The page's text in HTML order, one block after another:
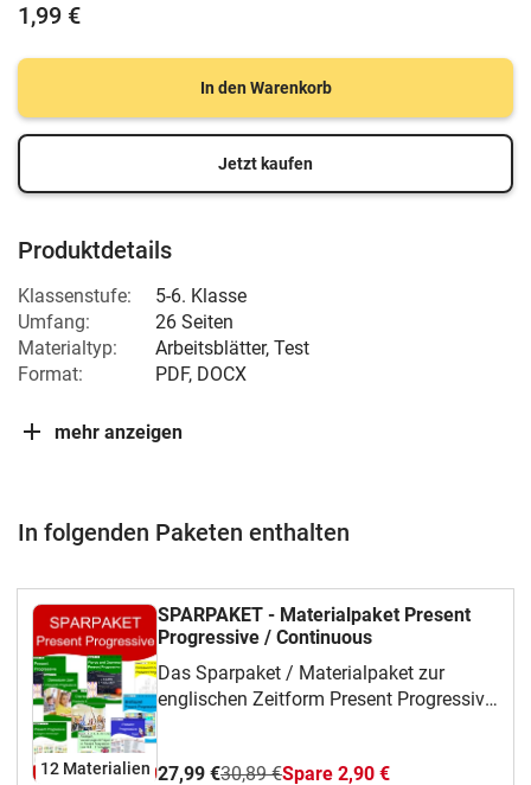
1,99 €
In den Warenkorb
Jetzt kaufen
Produktdetails
Klassenstufe:
5-6. Klasse
Umfang:
26 Seiten
Materialtyp:
Arbeitsblätter, Test
Format:
PDF, DOCX
mehr anzeigen
In folgenden Paketen enthalten
12 Materialien
SPARPAKET - Materialpaket Present
Progressive / Continuous
Das Sparpaket / Materialpaket zur
englischen Zeitform Present Progressive
27,99 €30,89 €Spare 2,90 €